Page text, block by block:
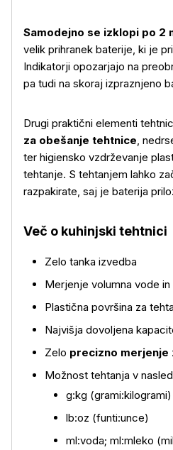
Več o izdelku
Samodejno se izklopi po 2
velik prihranek baterije, ki je
Indikatorji opozarjajo na
pa tudi na skoraj izpraznjeno
Drugi praktični elementi
za obešanje tehtnice,
ter higiensko vzdrževanje
tehtanje. S tehtanjem lahko
razpakirate, saj je baterija
Več o kuhinjski tehtnici
Zelo tanka izvedba
Merjenje volumna vode in
Plastična površina za
Najvišja dovoljena
Zelo precizno merjenje
Možnost tehtanja v
g:kg (grami:kilogrami)
lb:oz (funti:unce)
ml:voda; ml:mleko